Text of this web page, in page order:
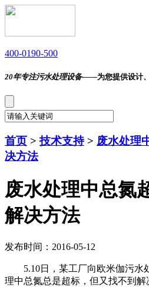
400-0190-500
20年专注污水处理设备——为您提供设计
首页 >技术支持> 废水处理
决方法
废水处理中总氮
解决方法
发布时间：2016-05-12
5.10日，某工厂向欧米伽污水
理中总氮总是超标，但又找不到